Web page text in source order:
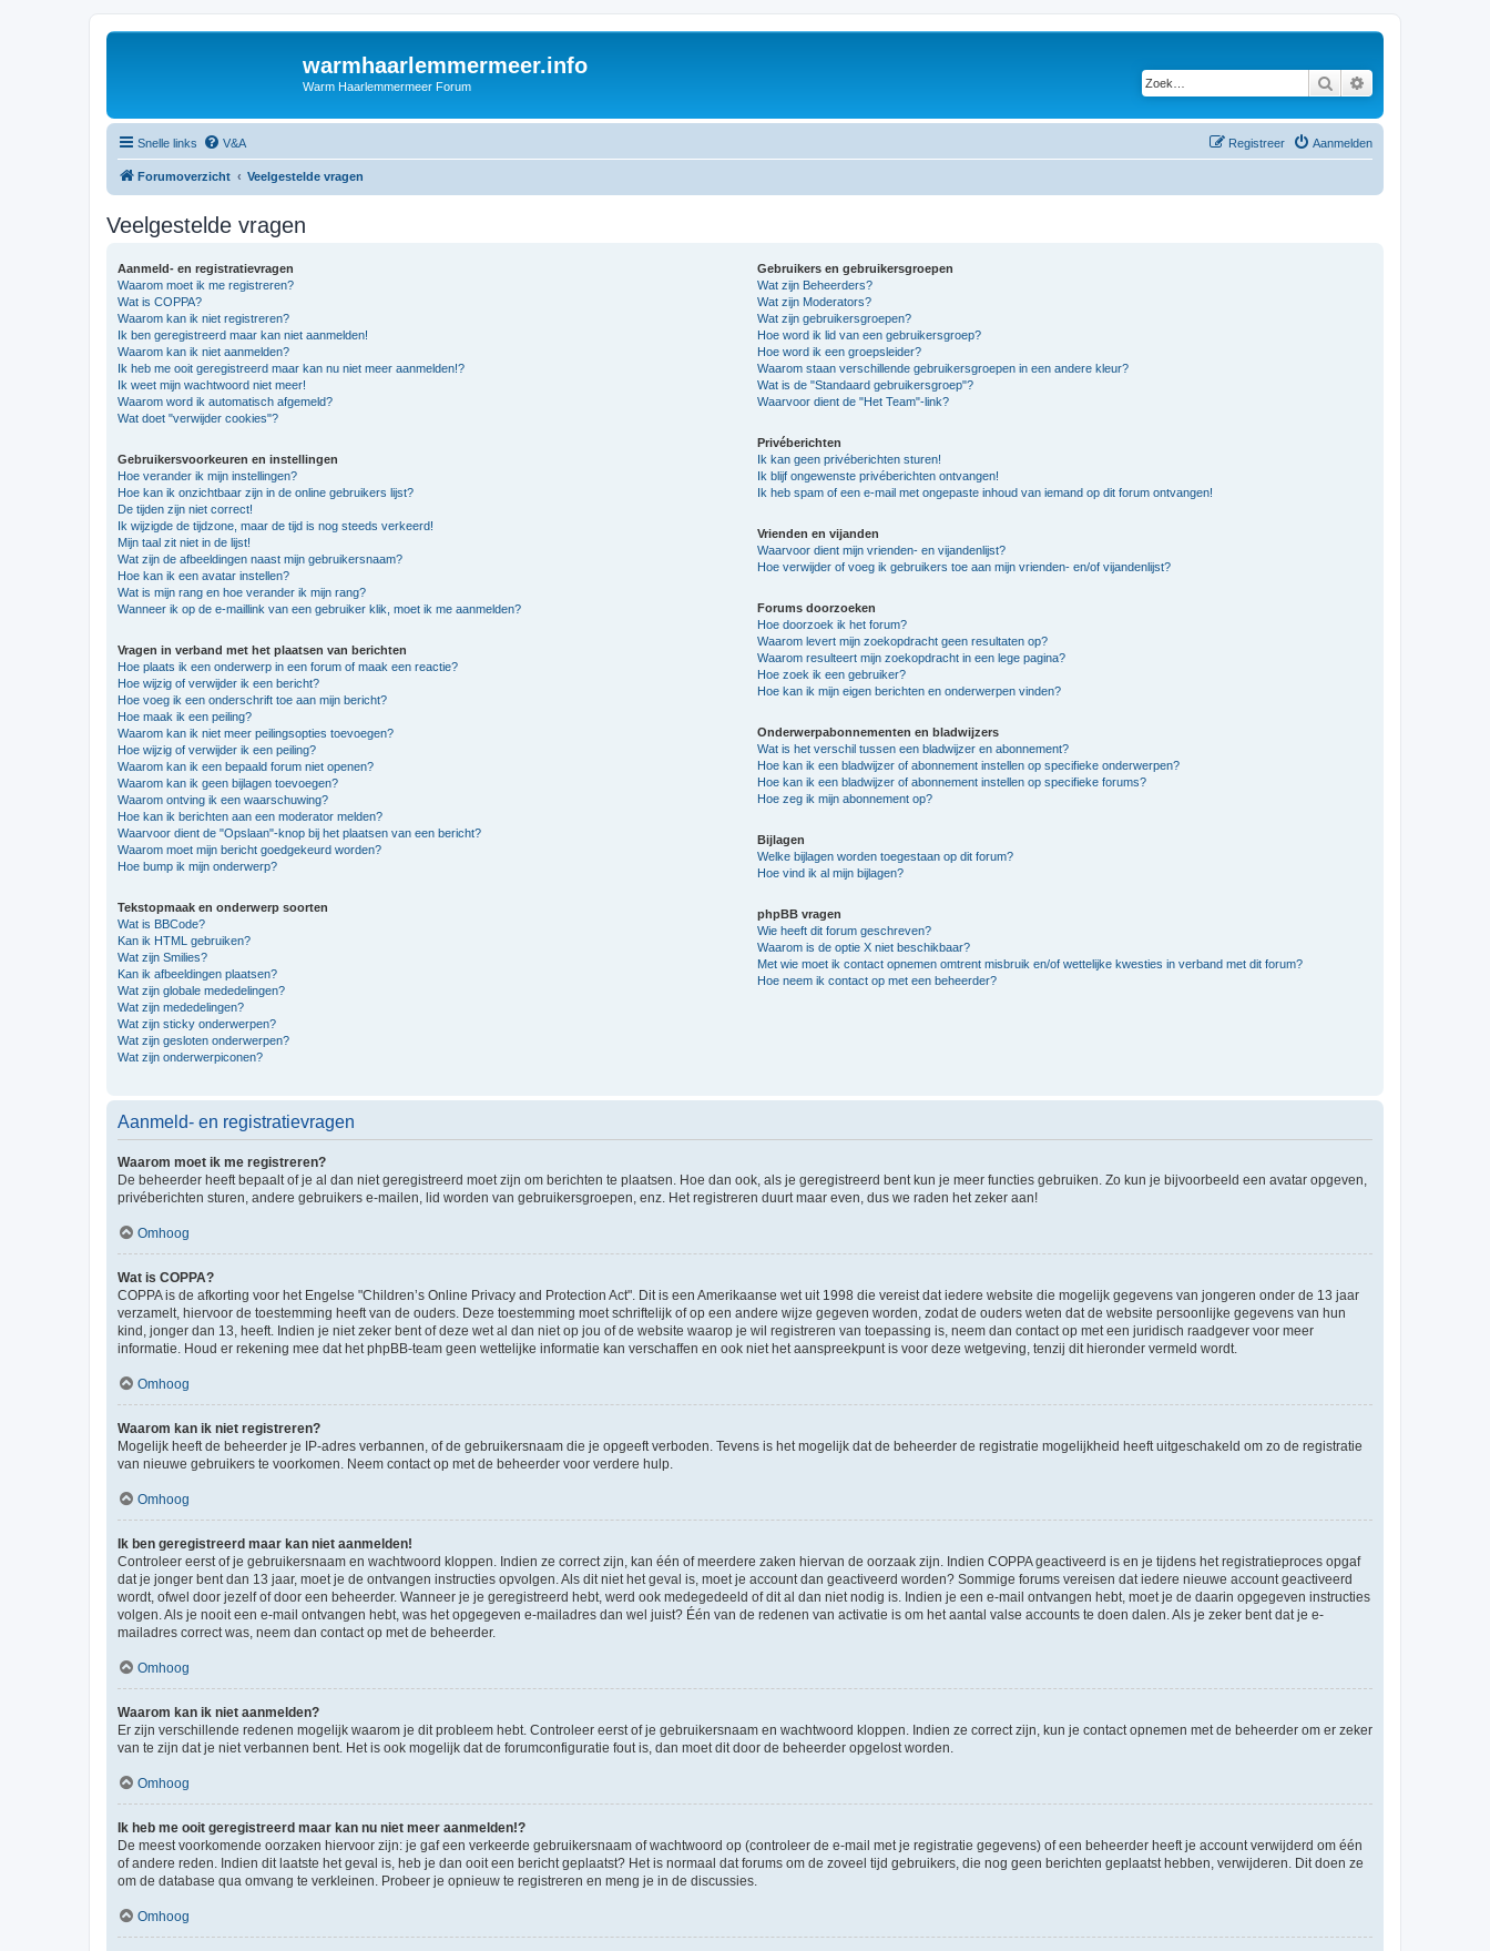
warmhaarlemmermeer.info
Warm Haarlemmermeer Forum Zoek
Snelle links V&A Aanmelden
Registreer
Forumoverzicht Veelgestelde vragen
Veelgestelde vragen
Aanmeld- en registratievragen
Waarom moet ik me registreren?
Wat is COPPA?
Waarom kan ik niet registreren?
Ik ben geregistreerd maar kan niet aanmelden!
Waarom kan ik niet aanmelden?
Ik heb me ooit geregistreerd maar kan nu niet meer aanmelden!?
Ik weet mijn wachtwoord niet meer!
Waarom word ik automatisch afgemeld?
Wat doet "verwijder cookies"?
Gebruikersvoorkeuren en instellingen
Hoe verander ik mijn instellingen?
Hoe kan ik onzichtbaar zijn in de online gebruikers lijst?
De tijden zijn niet correct!
Ik wijzigde de tijdzone, maar de tijd is nog steeds verkeerd!
Mijn taal zit niet in de lijst!
Wat zijn de afbeeldingen naast mijn gebruikersnaam?
Hoe kan ik een avatar instellen?
Wat is mijn rang en hoe verander ik mijn rang?
Wanneer ik op de e-maillink van een gebruiker klik, moet ik me aanmelden?
Vragen in verband met het plaatsen van berichten
Hoe plaats ik een onderwerp in een forum of maak een reactie?
Hoe wijzig of verwijder ik een bericht?
Hoe voeg ik een onderschrift toe aan mijn bericht?
Hoe maak ik een peiling?
Waarom kan ik niet meer peilingsopties toevoegen?
Hoe wijzig of verwijder ik een peiling?
Waarom kan ik een bepaald forum niet openen?
Waarom kan ik geen bijlagen toevoegen?
Waarom ontving ik een waarschuwing?
Hoe kan ik berichten aan een moderator melden?
Waarvoor dient de "Opslaan"-knop bij het plaatsen van een bericht?
Waarom moet mijn bericht goedgekeurd worden?
Hoe bump ik mijn onderwerp?
Tekstopmaak en onderwerp soorten
Wat is BBCode?
Kan ik HTML gebruiken?
Wat zijn Smilies?
Kan ik afbeeldingen plaatsen?
Wat zijn globale mededelingen?
Wat zijn mededelingen?
Wat zijn sticky onderwerpen?
Wat zijn gesloten onderwerpen?
Wat zijn onderwerpiconen?
Gebruikers en gebruikersgroepen
Wat zijn Beheerders?
Wat zijn Moderators?
Wat zijn gebruikersgroepen?
Hoe word ik lid van een gebruikersgroep?
Hoe word ik een groepsleider?
Waarom staan verschillende gebruikersgroepen in een andere kleur?
Wat is de "Standaard gebruikersgroep"?
Waarvoor dient de "Het Team"-link?
Privéberichten
Ik kan geen privéberichten sturen!
Ik blijf ongewenste privéberichten ontvangen!
Ik heb spam of een e-mail met ongepaste inhoud van iemand op dit forum ontvangen!
Vrienden en vijanden
Waarvoor dient mijn vrienden- en vijandenlijst?
Hoe verwijder of voeg ik gebruikers toe aan mijn vrienden- en/of vijandenlijst?
Forums doorzoeken
Hoe doorzoek ik het forum?
Waarom levert mijn zoekopdracht geen resultaten op?
Waarom resulteert mijn zoekopdracht in een lege pagina?
Hoe zoek ik een gebruiker?
Hoe kan ik mijn eigen berichten en onderwerpen vinden?
Onderwerpabonnementen en bladwijzers
Wat is het verschil tussen een bladwijzer en abonnement?
Hoe kan ik een bladwijzer of abonnement instellen op specifieke onderwerpen?
Hoe kan ik een bladwijzer of abonnement instellen op specifieke forums?
Hoe zeg ik mijn abonnement op?
Bijlagen
Welke bijlagen worden toegestaan op dit forum?
Hoe vind ik al mijn bijlagen?
phpBB vragen
Wie heeft dit forum geschreven?
Waarom is de optie X niet beschikbaar?
Met wie moet ik contact opnemen omtrent misbruik en/of wettelijke kwesties in verband met dit forum?
Hoe neem ik contact op met een beheerder?
Aanmeld- en registratievragen
Waarom moet ik me registreren?
De beheerder heeft bepaalt of je al dan niet geregistreerd moet zijn om berichten te plaatsen. Hoe dan ook, als je geregistreerd bent kun je meer functies gebruiken. Zo kun je bijvoorbeeld een avatar opgeven,
privéberichten sturen, andere gebruikers e-mailen, lid worden van gebruikersgroepen, enz. Het registreren duurt maar even, dus we raden het zeker aan!
Omhoog
Wat is COPPA?
COPPA is de afkorting voor het Engelse "Children’s Online Privacy and Protection Act". Dit is een Amerikaanse wet uit 1998 die vereist dat iedere website die mogelijk gegevens van jongeren onder de 13 jaar
verzamelt, hiervoor de toestemming heeft van de ouders. Deze toestemming moet schriftelijk of op een andere wijze gegeven worden, zodat de ouders weten dat de website persoonlijke gegevens van hun
kind, jonger dan 13, heeft. Indien je niet zeker bent of deze wet al dan niet op jou of de website waarop je wil registreren van toepassing is, neem dan contact op met een juridisch raadgever voor meer
informatie. Houd er rekening mee dat het phpBB-team geen wettelijke informatie kan verschaffen en ook niet het aanspreekpunt is voor deze wetgeving, tenzij dit hieronder vermeld wordt.
Omhoog
Waarom kan ik niet registreren?
Mogelijk heeft de beheerder je IP-adres verbannen, of de gebruikersnaam die je opgeeft verboden. Tevens is het mogelijk dat de beheerder de registratie mogelijkheid heeft uitgeschakeld om zo de registratie
van nieuwe gebruikers te voorkomen. Neem contact op met de beheerder voor verdere hulp.
Omhoog
Ik ben geregistreerd maar kan niet aanmelden!
Controleer eerst of je gebruikersnaam en wachtwoord kloppen. Indien ze correct zijn, kan één of meerdere zaken hiervan de oorzaak zijn. Indien COPPA geactiveerd is en je tijdens het registratieproces opgaf
dat je jonger bent dan 13 jaar, moet je de ontvangen instructies opvolgen. Als dit niet het geval is, moet je account dan geactiveerd worden? Sommige forums vereisen dat iedere nieuwe account geactiveerd
wordt, ofwel door jezelf of door een beheerder. Wanneer je je geregistreerd hebt, werd ook medegedeeld of dit al dan niet nodig is. Indien je een e-mail ontvangen hebt, moet je de daarin opgegeven instructies
volgen. Als je nooit een e-mail ontvangen hebt, was het opgegeven e-mailadres dan wel juist? Één van de redenen van activatie is om het aantal valse accounts te doen dalen. Als je zeker bent dat je e-
mailadres correct was, neem dan contact op met de beheerder.
Omhoog
Waarom kan ik niet aanmelden?
Er zijn verschillende redenen mogelijk waarom je dit probleem hebt. Controleer eerst of je gebruikersnaam en wachtwoord kloppen. Indien ze correct zijn, kun je contact opnemen met de beheerder om er zeker
van te zijn dat je niet verbannen bent. Het is ook mogelijk dat de forumconfiguratie fout is, dan moet dit door de beheerder opgelost worden.
Omhoog
Ik heb me ooit geregistreerd maar kan nu niet meer aanmelden!?
De meest voorkomende oorzaken hiervoor zijn: je gaf een verkeerde gebruikersnaam of wachtwoord op (controleer de e-mail met je registratie gegevens) of een beheerder heeft je account verwijderd om één
of andere reden. Indien dit laatste het geval is, heb je dan ooit een bericht geplaatst? Het is normaal dat forums om de zoveel tijd gebruikers, die nog geen berichten geplaatst hebben, verwijderen. Dit doen ze
om de database qua omvang te verkleinen. Probeer je opnieuw te registreren en meng je in de discussies.
Omhoog